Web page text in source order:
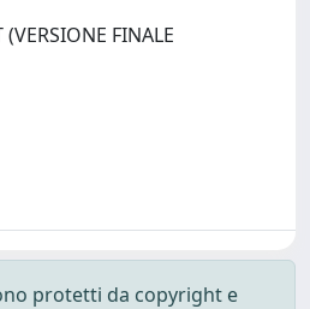
FINALE
protetti da copyright e